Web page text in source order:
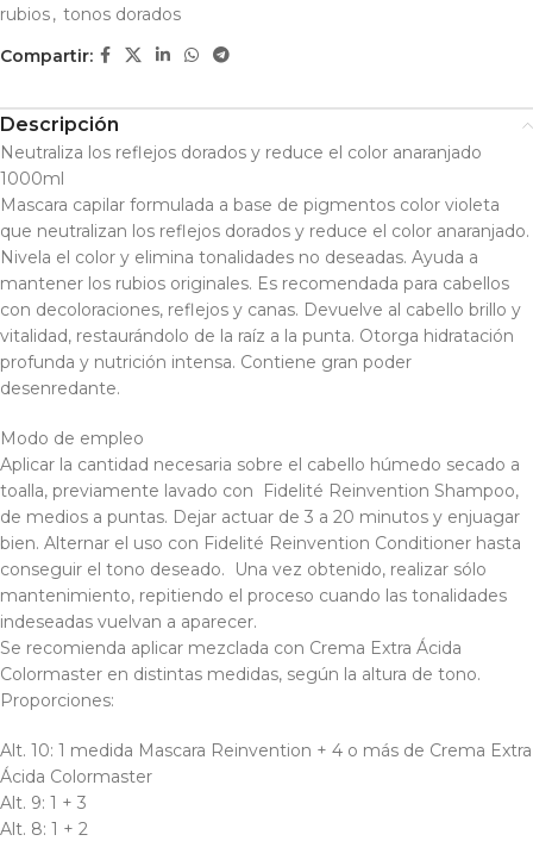
rubios, tonos dorados
Compartir:
Descripción
Neutraliza los reflejos dorados y reduce el color anaranjado
1000ml
Mascara capilar formulada a base de pigmentos color violeta
que neutralizan los reflejos dorados y reduce el color anaranjado.
Nivela el color y elimina tonalidades no deseadas. Ayuda a
mantener los rubios originales. Es recomendada para cabellos
con decoloraciones, reflejos y canas. Devuelve al cabello brillo y
vitalidad, restaurándolo de la raíz a la punta. Otorga hidratación
profunda y nutrición intensa. Contiene gran poder
desenredante.
Modo de empleo
Aplicar la cantidad necesaria sobre el cabello húmedo secado a
toalla, previamente lavado con Fidelité Reinvention Shampoo,
de medios a puntas. Dejar actuar de 3 a 20 minutos y enjuagar
bien. Alternar el uso con Fidelité Reinvention Conditioner hasta
conseguir el tono deseado. Una vez obtenido, realizar sólo
mantenimiento, repitiendo el proceso cuando las tonalidades
indeseadas vuelvan a aparecer.
Se recomienda aplicar mezclada con Crema Extra Ácida
Colormaster en distintas medidas, según la altura de tono.
Proporciones:
Alt. 10: 1 medida Mascara Reinvention + 4 o más de Crema Extra
Ácida Colormaster
Alt. 9: 1 + 3
Alt. 8: 1 + 2